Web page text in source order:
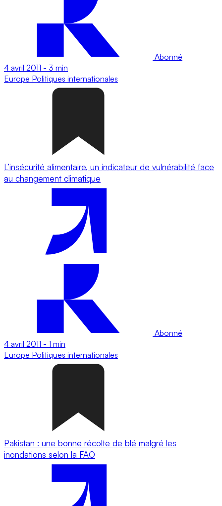
Abonné
4 avril 2011 - 3 min
Europe Politiques internationales
L’insécurité alimentaire, un indicateur de vulnérabilité face
au changement climatique
Abonné
4 avril 2011 - 1 min
Europe Politiques internationales
Pakistan : une bonne récolte de blé malgré les
inondations selon la FAO